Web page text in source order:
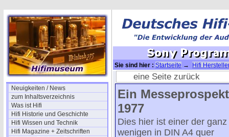
Neuigkeiten / News
zum Inhaltsverzeichnis
Was ist Hifi
Hifi Historie und Geschichte
Hifi Wissen und Technik
Hifi Magazine + Zeitschriften
Sie sind hier : Startseite →
Hifi
Sony Programm 1976/77
eine Seite zurück
Ein
1977
Dies hier ist einer der ganz
wenigen in DIN A4 quer